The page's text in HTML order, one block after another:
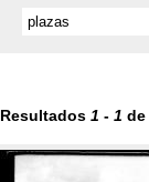
Resultados 1 - 1 de